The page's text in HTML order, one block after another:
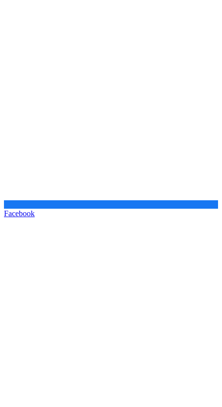
Facebook